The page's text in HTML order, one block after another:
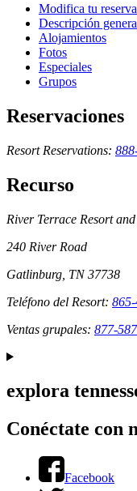
Modifica tu reserva
Descripción
Alojamientos
Fotos
Especiales
Grupos
Reservaciones
Resort Reservations:
Recurso
River Terrace Resort
240 River Road
Gatlinburg, TN 37738
Teléfono del Resort:
Ventas grupales: 877-
explora
Conéctate con
Facebook